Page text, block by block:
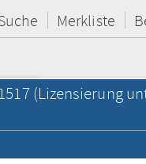
Merkliste
(Lizensierung